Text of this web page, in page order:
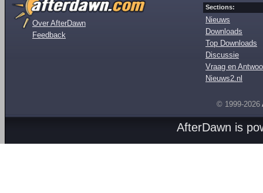
Over AfterDawn
Feedback
Sections:
Nieuws
Downloads
Top Downloads
Discussie
Vraag en
Nieuws2.nl
© 1999-2026
AfterDawn is